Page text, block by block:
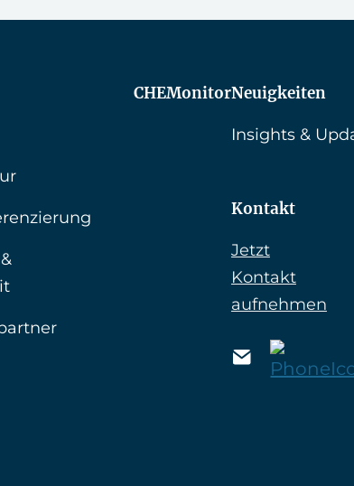
CHEMonitorNeuigkeiten
Insights &
Kontakt
Jetzt
Kontakt
aufnehmen